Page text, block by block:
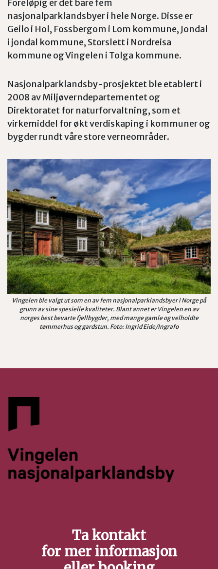
Foreløpig er det bare fem
nasjonalparklandsbyer i hele Norge. Disse er
Geilo i Hol, Fossbergom i Lom kommune, Jondal
i jondal kommune, Storslett i Nordreisa
kommune og Vingelen i Tolga kommune.
Nasjonalparklandsby-prosjektet ble etablert i
2008 av Miljøverndepartementet og
Direktoratet for naturforvaltning, som et
virkemiddel for økt verdiskaping i kommuner og
bygder rundt våre store verneområder.
Vingelen ble valgt ut som en av fem nasjonalparklandsbyer i Norge på
grunn av sine spesielle kvaliteter. Blant annet er Vingelen en av
norges best bevarte fjellbygder, med mange gamle og velholdte
tømmerhus og gardstun. Foto: Ingrid Eide/Ingrafo
Ta kontakt
for mer informasjon